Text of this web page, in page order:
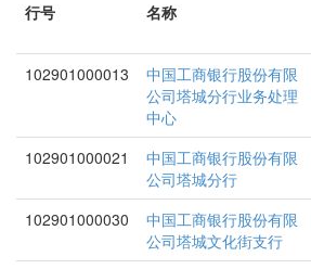
行号 名称
102901000013
中国工商银行股份有限
公司塔城分行业务处理
中心
102901000021
中国工商银行股份有限
公司塔城分行
102901000030
中国工商银行股份有限
公司塔城文化街支行